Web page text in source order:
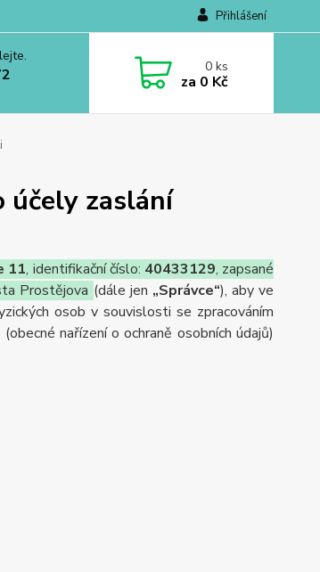
Přihlášení
0ks
za 0 Kč
účely zaslání
11, identifikační číslo: 40433129, zapsané
Prostějova (dále jen „Správce“), aby ve
osob v souvislosti se zpracováním
nařízení o ochraně osobních údajů)